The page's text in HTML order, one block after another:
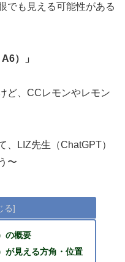
でも見える可能性がある
）」
ど、CCレモンやレモン
、LIZ先生（ChatGPT）
〜
の概要
が見える方角・位置